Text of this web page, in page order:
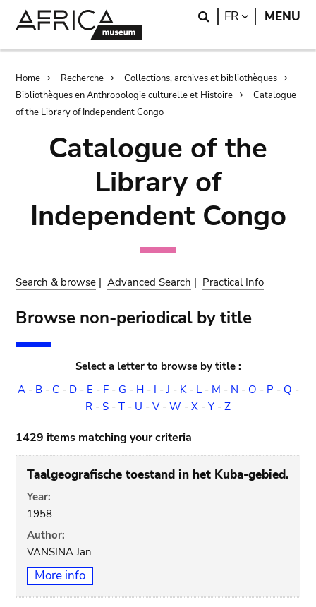
Search
FR LANGUAGE
MENU
Breadcrumb
Home Recherche
Collections, archives et bibliothèques
Bibliothèques en Anthropologie culturelle et Histoire
Catalogue
of the Library of Independent Congo
Catalogue of the
Library of
Independent Congo
Search & browse |Advanced Search | Practical Info
Browse non-periodical by title
Select a letter to browse by title :
A- B- C- D- E - F- G - H- I -J - K- L- M - N - O - P - Q -
R - S - T - U - V- W - X - Y - Z
1429 items matching your criteria
Taalgeografische toestand in het Kuba-gebied.
Year:
1958
Author:
VANSINA Jan
More info